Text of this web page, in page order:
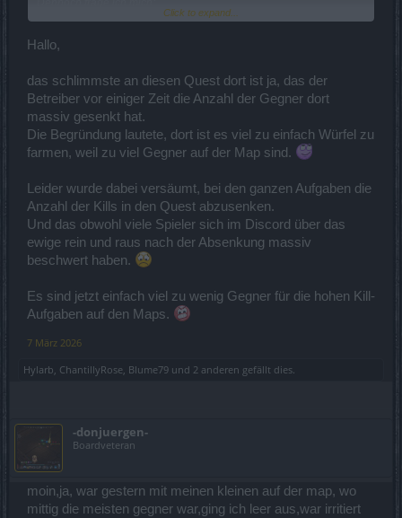
Sind die Betreiber des Games wirklich nur noch so dermaßen
Click to expand...
Hallo,
das schlimmste an diesen Quest dort ist ja, das der
Betreiber vor einiger Zeit die Anzahl der Gegner dort
massiv gesenkt hat.
Die Begründung lautete, dort ist es viel zu einfach Würfel zu
farmen, weil zu viel Gegner auf der Map sind.
Leider wurde dabei versäumt, bei den ganzen Aufgaben die
Anzahl der Kills in den Quest abzusenken.
Und das obwohl viele Spieler sich im Discord über das
ewige rein und raus nach der Absenkung massiv
beschwert haben.
Es sind jetzt einfach viel zu wenig Gegner für die hohen Kill-
Aufgaben auf den Maps.
7 März 2026
Hylarb ChantillyRose Blume79 und 2 anderen gefällt dies.
-donjuergen-
Boardveteran
moin,ja, war gestern mit meinen kleinen auf der map, wo
mittig die meisten gegner war,ging ich leer aus,war irritiert